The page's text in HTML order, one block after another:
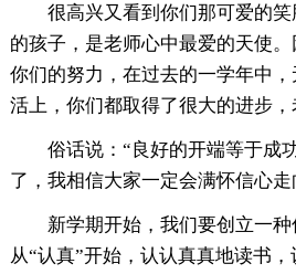
很高兴又看到你们那可爱的
的孩子，是老师心中最爱的天使
你们的努力，在过去的一学年中
活上，你们都取得了很大的进步，
俗话说：“良好的开端等于成
了，我相信大家一定会满怀信心走
新学期开始，我们要创立一
从“认真”开始，认认真真地读书